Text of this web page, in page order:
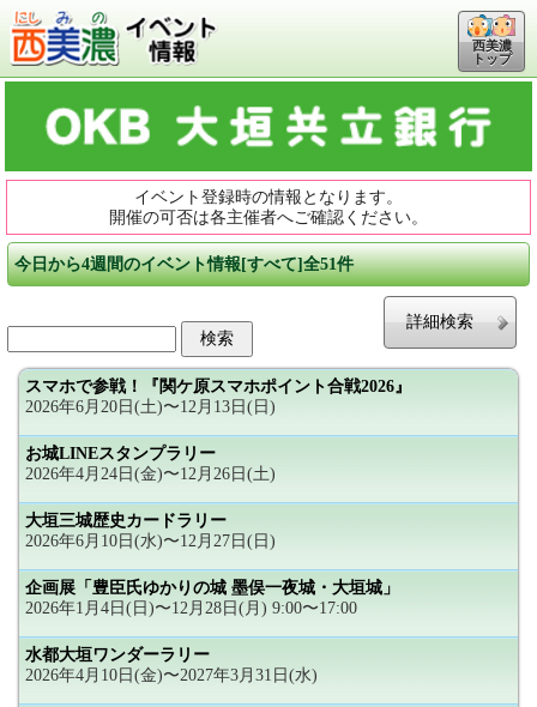
西美濃
トップ
イベント登録時の情報となります。
開催の可否は各主催者へご確認ください。
今日から4週間のイベント情報[すべて]全51件
詳細検索
スマホで参戦！『関ケ原スマホポイント合戦2026』
2026年6月20日(土)〜12月13日(日)
お城LINEスタンプラリー
2026年4月24日(金)〜12月26日(土)
大垣三城歴史カードラリー
2026年6月10日(水)〜12月27日(日)
企画展「豊臣氏ゆかりの城 墨俣一夜城・大垣城」
2026年1月4日(日)〜12月28日(月) 9:00〜17:00
水都大垣ワンダーラリー
2026年4月10日(金)〜2027年3月31日(水)